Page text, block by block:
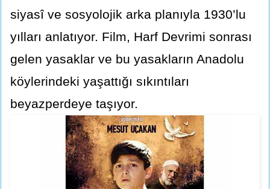
siyasî ve sosyolojik arka planıyla 1930’lu
yılları anlatıyor. Film, Harf Devrimi sonrası
gelen yasaklar ve bu yasakların Anadolu
köylerindeki yaşattığı sıkıntıları
beyazperdeye taşıyor.